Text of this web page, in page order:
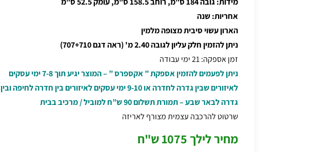
אחריות: שנה
הארון עשוי סיבית מצופה מלמין
ניתן להזמין חלק עליון לגובה 2.40 מ' (ראה דגם 707+710)
זמן אספקה: 21 ימי עבודה
ניתן לפעמים להזמין אספקת ” אקספרס ” – המוצר יגיע תוך 7-8 ימי עסקים
לאיזורים שבין גדרה לחדרה או 9-10 ימי עסקים לאיזורים בין חדרה לחיפה ובין
גדרה לבאר שבע – תמורת תשלום 90 ש”ח למוביל / מרכיב בבית
שרטוט להרכבה עצמית מצורף לאריזה
מחיר לילך 1075 ש"ח